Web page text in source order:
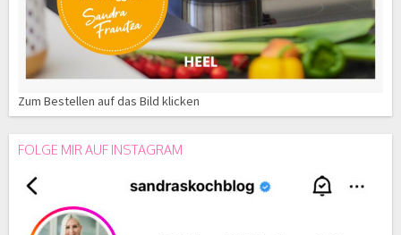
Zum Bestellen auf das Bild klicken
FOLGE MIR AUF INSTAGRAM